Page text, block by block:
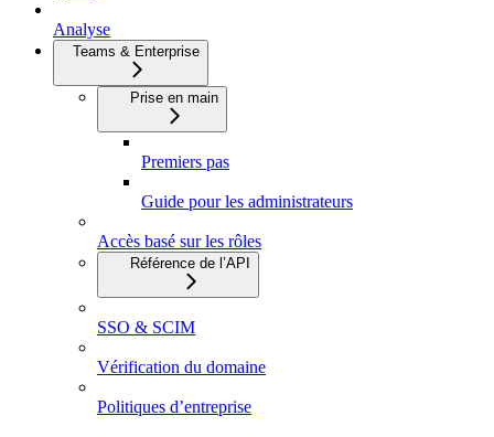
Analyse
Teams & Enterprise
Prise en main
Premiers pas
Guide pour les administrateurs
Accès basé sur les rôles
Référence de l’API
SSO & SCIM
Vérification du domaine
Politiques d’entreprise